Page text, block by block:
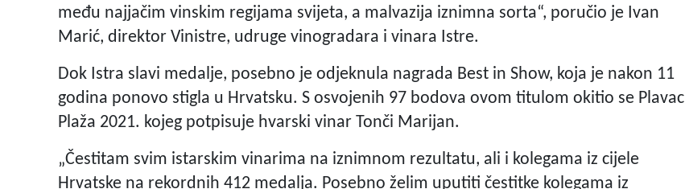
među najjačim vinskim regijama svijeta, a malvazija iznimna sorta“, poručio je Ivan
Marić, direktor Vinistre, udruge vinogradara i vinara Istre.
Dok Istra slavi medalje, posebno je odjeknula nagrada Best in Show, koja je nakon 11
godina ponovo stigla u Hrvatsku. S osvojenih 97 bodova ovom titulom okitio se Plavac
Plaža 2021. kojeg potpisuje hvarski vinar Tonči Marijan.
„Čestitam svim istarskim vinarima na iznimnom rezultatu, ali i kolegama iz cijele
Hrvatske na rekordnih 412 medalja. Posebno želim uputiti čestitke kolegama iz